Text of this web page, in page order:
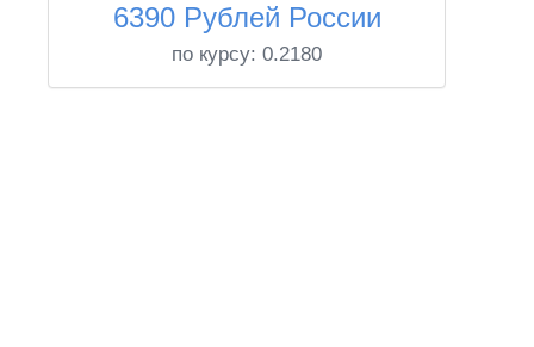
6390 Рублей России
по курсу: 0.2180